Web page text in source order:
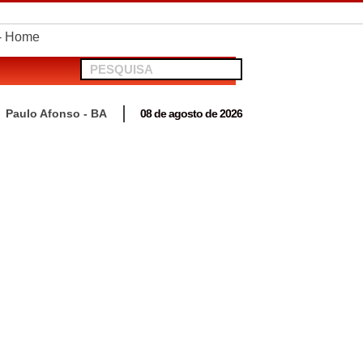
em Antas
Paulo Afonso - BA 08 de agosto de 2026